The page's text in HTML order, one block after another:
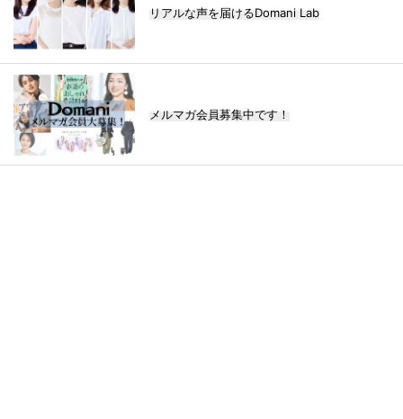
リアルな声を届けるDomani Lab
メルマガ会員募集中です！